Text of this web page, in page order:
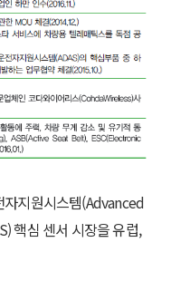
지원시스템(Advanced
핵심 센서 시장을 유럽,